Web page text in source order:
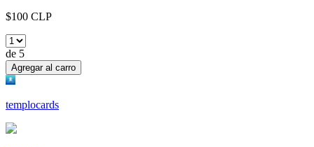
$100 CLP
de 5
Agregar al carro
templocards